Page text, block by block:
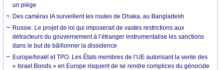
un piège
Des caméras IA surveillent les routes de Dhaka, au Bangladesh
Russie. Le projet de loi qui imposerait de vastes restrictions aux
détracteurs du gouvernement à l’étranger instrumentalise les sanctions
dans le but de bâillonner la dissidence
Europe/Israël et TPO. Les États membres de l’UE autorisant la vente des
« Israel Bonds » en Europe risquent de se rendre complices du génocide